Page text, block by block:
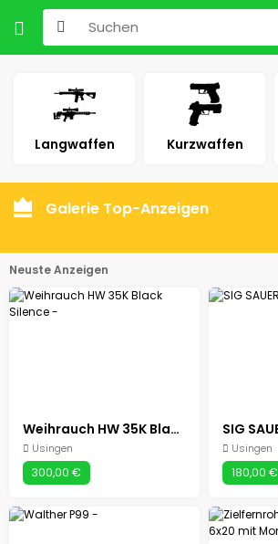
Langwaffen Kurzwaffen
Galerie Top-Anzeigen
Neuste Anzeigen
Weihrauch HW 35K Black Silence
Usingen
300,00 €
Usingen
180,00 €